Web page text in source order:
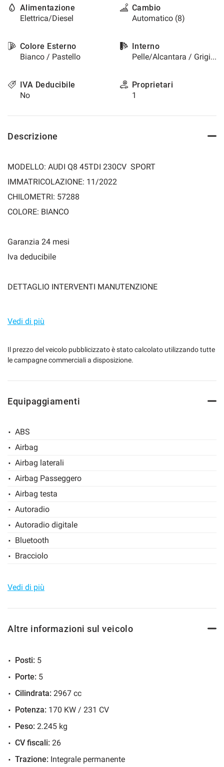
Alimentazione
Elettrica/Diesel
Cambio
Automatico (8)
Colore Esterno
Bianco / Pastello
Interno
Pelle/Alcantara / Grigio scuro
IVA Deducibile
No
Proprietari
1
Descrizione
MODELLO: AUDI Q8 45TDI 230CV SPORT
IMMATRICOLAZIONE: 11/2022
CHILOMETRI: 57288
COLORE: BIANCO
Garanzia 24 mesi
Iva deducibile
DETTAGLIO INTERVENTI MANUTENZIONE
Clima 34.000 04/01/2024 Olio Motore, Filtro Olio 8.865
Vedi di più
Il prezzo del veicolo pubblicizzato è stato calcolato utilizzando tutte
le campagne commerciali a disposizione.
Equipaggiamenti
ABS
Airbag
Airbag laterali
Airbag Passeggero
Airbag testa
Autoradio
Autoradio digitale
Bluetooth
Bracciolo
Climatizzatore
ESP
Frenata d'emergenza assistita
Immobilizzatore elettronico
Sensore di luce
Sensore di pioggia
Sensori di parcheggio posteriori
Servosterzo
Navigatore satellitare
Vedi di più
Altre informazioni sul veicolo
Posti: 5
Porte: 5
Cilindrata: 2967 cc
Potenza: 170 KW / 231 CV
Peso: 2.245 kg
CV fiscali: 26
Trazione: Integrale permanente
questi
strumenti
si
rimanda
cookie
policy.
Puoi
le
in
qualsiasi
Cookie analitici
la
cookie
policy
Salva
le
impostazioni